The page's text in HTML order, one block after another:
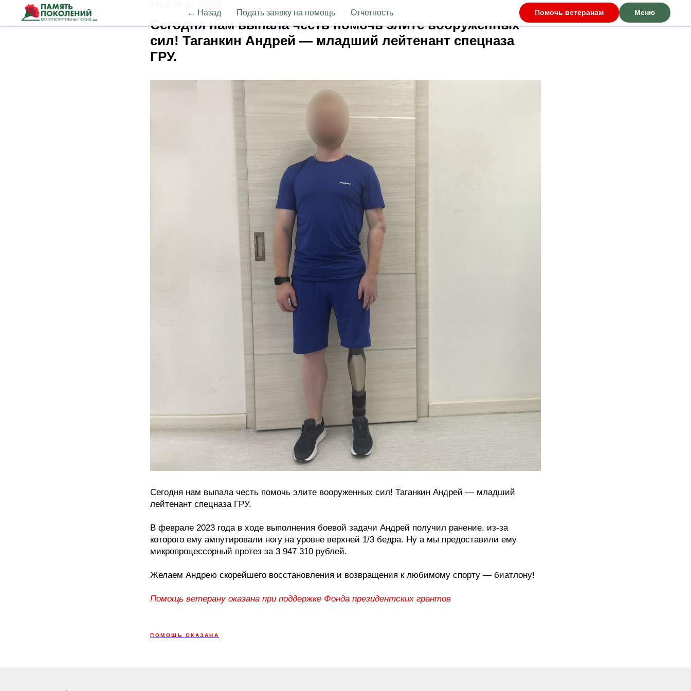
← Назад Подать заявку на помощь Отчетность Помочь ветеранам Меню
Сегодня нам выпала честь помочь элите вооруженных
сил! Таганкин Андрей — младший лейтенант спецназа
ГРУ.
Сегодня нам выпала честь помочь элите вооруженных сил! Таганкин Андрей — младший
лейтенант спецназа ГРУ.
В феврале 2023 года в ходе выполнения боевой задачи Андрей получил ранение, из-за
которого ему ампутировали ногу на уровне верхней 1/3 бедра. Ну а мы предоставили ему
микропроцессорный протез за 3 947 310 рублей.
Желаем Андрею скорейшего восстановления и возвращения к любимому спорту — биатлону!
Помощь ветерану оказана при поддержке Фонда президентских грантов
ПОМОЩЬ ОКАЗАНА